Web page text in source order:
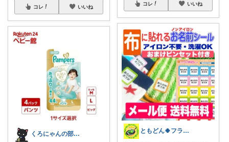
コレ いいね
くろにゃんの部屋🐈‍⬛
コレ いいね
ともどん🍀フライパン料理ある暮らし🍳